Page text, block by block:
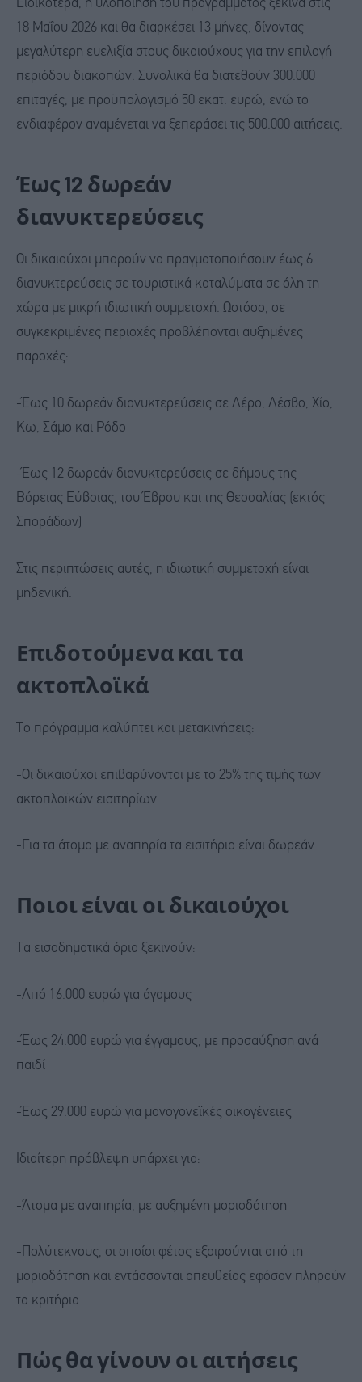
Ειδικότερα, η υλοποίηση του προγράμματος ξεκινά στις
18 Μαΐου 2026 και θα διαρκέσει 13 μήνες, δίνοντας
μεγαλύτερη ευελιξία στους δικαιούχους για την επιλογή
περιόδου διακοπών. Συνολικά θα διατεθούν 300.000
επιταγές, με προϋπολογισμό 50 εκατ. ευρώ, ενώ το
ενδιαφέρον αναμένεται να ξεπεράσει τις 500.000 αιτήσεις.
Έως 12 δωρεάν
διανυκτερεύσεις
Οι δικαιούχοι μπορούν να πραγματοποιήσουν έως 6
διανυκτερεύσεις σε τουριστικά καταλύματα σε όλη τη
χώρα με μικρή ιδιωτική συμμετοχή. Ωστόσο, σε
συγκεκριμένες περιοχές προβλέπονται αυξημένες
παροχές:
-Έως 10 δωρεάν διανυκτερεύσεις σε Λέρο, Λέσβο, Χίο,
Κω, Σάμο και Ρόδο
-Έως 12 δωρεάν διανυκτερεύσεις σε δήμους της
Βόρειας Εύβοιας, του Έβρου και της Θεσσαλίας (εκτός
Σποράδων)
Στις περιπτώσεις αυτές, η ιδιωτική συμμετοχή είναι
μηδενική.
Επιδοτούμενα και τα
ακτοπλοϊκά
Το πρόγραμμα καλύπτει και μετακινήσεις:
-Οι δικαιούχοι επιβαρύνονται με το 25% της τιμής των
ακτοπλοϊκών εισιτηρίων
-Για τα άτομα με αναπηρία τα εισιτήρια είναι δωρεάν
Ποιοι είναι οι δικαιούχοι
Τα εισοδηματικά όρια ξεκινούν:
-Από 16.000 ευρώ για άγαμους
-Έως 24.000 ευρώ για έγγαμους, με προσαύξηση ανά
παιδί
-Έως 29.000 ευρώ για μονογονεϊκές οικογένειες
Ιδιαίτερη πρόβλεψη υπάρχει για:
-Άτομα με αναπηρία, με αυξημένη μοριοδότηση
-Πολύτεκνους, οι οποίοι φέτος εξαιρούνται από τη
μοριοδότηση και εντάσσονται απευθείας εφόσον πληρούν
τα κριτήρια
Πώς θα γίνουν οι αιτήσεις